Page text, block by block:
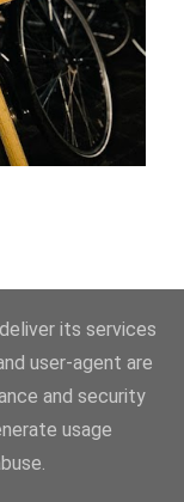
ΑΝΑΡΤΉΣΕΙΣ
its services
user-agent are
and security
usage